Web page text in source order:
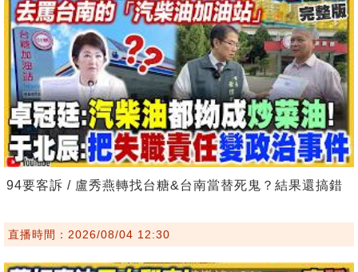
94要客訴 / 盧秀燕轉找台糖&台南當替死鬼？結果還搞錯
直播時間：2026/08/04 12:30